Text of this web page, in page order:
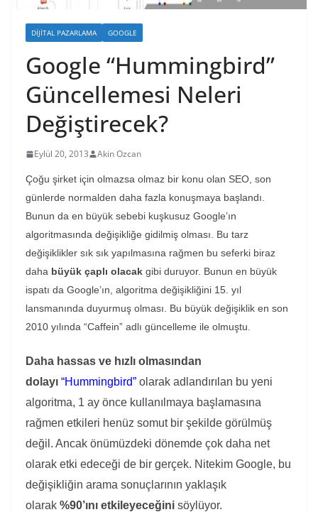
DIJITAL PAZARLAMA GOOGLE
Google “Hummingbird”
Güncellemesi Neleri
Değiştirecek?
Eylül 20, 2013 Akin Ozcan
Çoğu şirket için olmazsa olmaz bir konu olan SEO, son
günlerde normalden daha fazla konuşmaya başlandı.
Bunun da en büyük sebebi kuşkusuz Google’ın
algoritmasında değişikliğe gidilmiş olması. Bu tarz
değişiklikler sık sık yapılmasına rağmen bu seferki biraz
daha büyük çaplı olacak gibi duruyor. Bunun en büyük
ispatı da Google’ın, algoritma değişikliğini 15. yıl
lansmanında duyurmuş olması. Bu büyük değişiklik en son
2010 yılında “Caffein” adlı güncelleme ile olmuştu.
Daha hassas ve hızlı olmasından
dolayı “Hummingbird” olarak adlandırılan bu yeni
algoritma, 1 ay önce kullanılmaya başlamasına
rağmen etkileri henüz somut bir şekilde görülmüş
değil. Ancak önümüzdeki dönemde çok daha net
olarak etki edeceği de bir gerçek. Nitekim Google, bu
değişikliğin arama sonuçlarının yaklaşık
olarak %90’ını etkileyeceğini söylüyor.